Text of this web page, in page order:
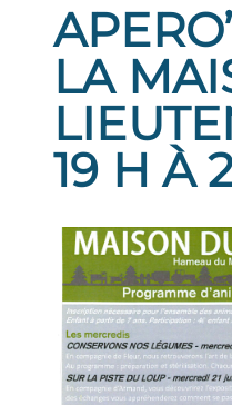
LA
19 H À